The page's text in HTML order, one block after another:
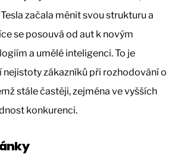
začala měnit svou strukturu a
se posouvá od aut k novým
a umělé inteligenci. To je
zákazníků při rozhodování o
stále častěji, zejména ve vyšších
konkurenci.